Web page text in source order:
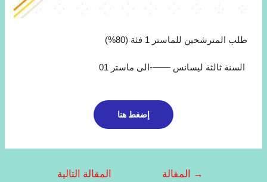
طلب المترشحين للماستر 1 فئة (80%)
السنة ثالثة ليسانس ——-الى ماستر 01
إضغط هنا
→
المقالة
المقالة التالية